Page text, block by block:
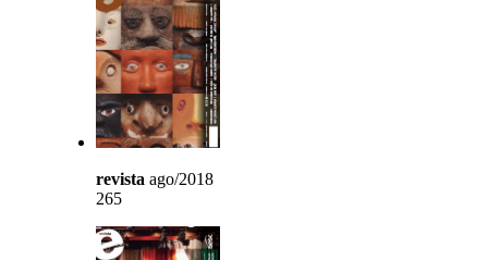
revista ago/2018
265